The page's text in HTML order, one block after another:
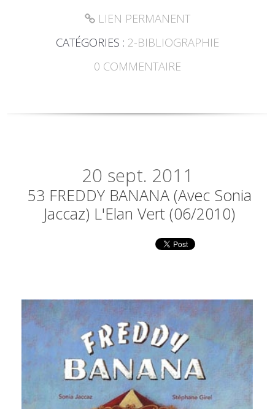
LIEN PERMANENT
CATÉGORIES : 2-BIBLIOGRAPHIE
0 COMMENTAIRE
20 sept. 2011
53 FREDDY BANANA (avec Sonia
Jaccaz) L'Elan Vert (06/2010)